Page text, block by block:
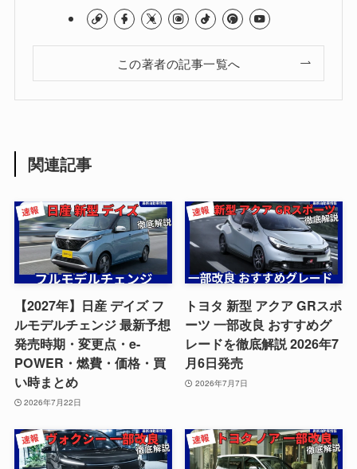
この著者の記事一覧へ
関連記事
【2027年】日産 デイズ フ
ルモデルチェンジ 最新予想
発売時期・変更点・e-
POWER・燃費・価格・買
い時まとめ
2026年7月22日
トヨタ 新型 アクア GRスポ
ーツ 一部改良 おすすめグ
レードを徹底解説 2026年7
月6日発売
2026年7月7日